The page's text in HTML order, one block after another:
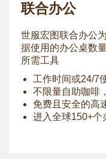
联合办公
世服宏图联合办公
据使用的办公桌数
所需工具
工作时间或24/7
不限量自助咖啡
免费且安全的高
进入全球150+个